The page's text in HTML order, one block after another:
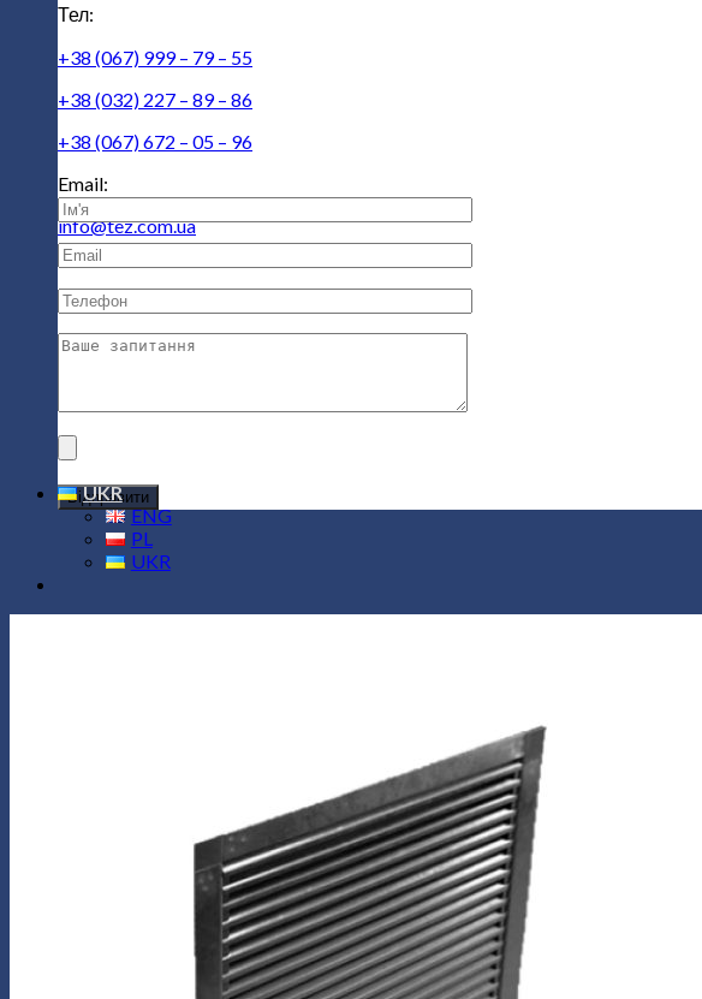
Тел:
+38 (067) 999 – 79 – 55
+38 (032) 227 – 89 – 86
+38 (067) 672 – 05 – 96
Email:
info@tez.com.ua
Відправити
UKR
ENG
PL
UKR